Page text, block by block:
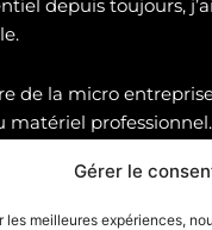
Gérer le
les meilleures expériences,
depuis toujours, j’ai
de la micro
matériel professionnel.
permet de produire